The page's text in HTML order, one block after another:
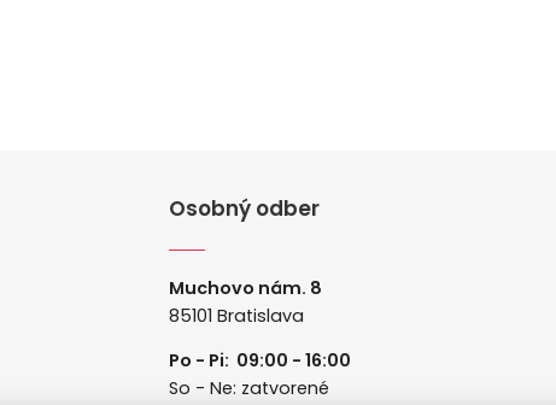
Osobný odber
Muchovo nám. 8
85101 Bratislava
Po - Pi: 09:00 - 16:00
So - Ne: zatvorené